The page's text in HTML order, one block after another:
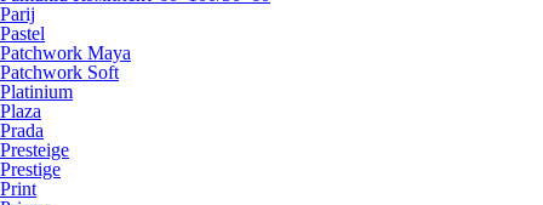
Parij
Pastel
Patchwork Maya
Patchwork Soft
Platinium
Plaza
Prada
Presteige
Prestige
Print